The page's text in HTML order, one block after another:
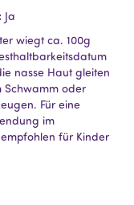
Ja
wiegt ca. 100g
nasse Haut gleiten
Schwamm oder
Für eine
im
für Kinder